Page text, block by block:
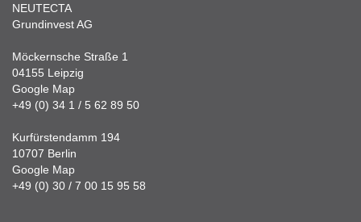
NEUTECTA
Grundinvest AG
Möckernsche Straße 1
04155 Leipzig
Google Map
+49 (0) 34 1 / 5 62 89 50
Kurfürstendamm 194
10707 Berlin
Google Map
+49 (0) 30 / 7 00 15 95 58